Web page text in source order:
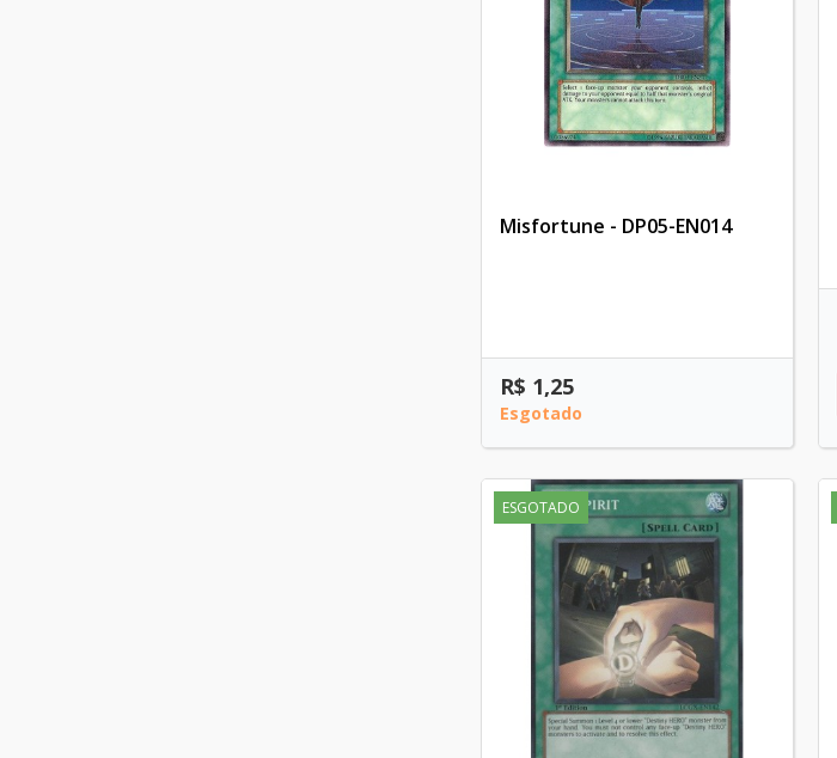
Misfortune - DP05-EN014
R$ 1,25
Esgotado
ESGOTADO